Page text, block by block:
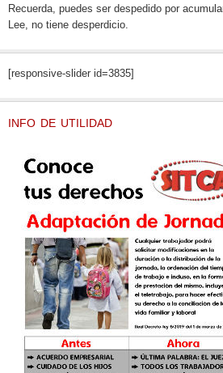
Recuerda, puedes ser despedido por
Lee, no tiene desperdicio.
[responsive-slider id=3835]
INFO DE UTILIDAD